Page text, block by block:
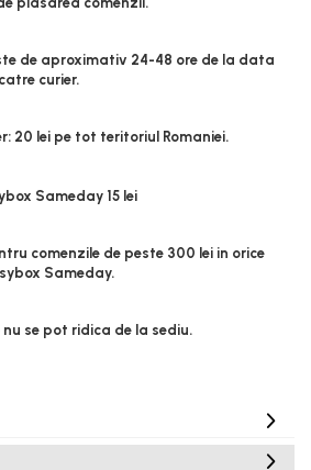
de aproximativ 24-48 ore de la data
curier.
20 lei pe tot teritoriul Romaniei.
Sameday 15 lei
comenzile de peste 300 lei in orice
Sameday.
se pot ridica de la sediu.